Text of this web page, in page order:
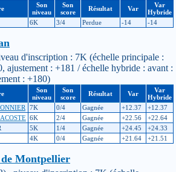
Son
niveau
Son
score
Résultat Var
Var
Hybride
6K 3/4 Perdue -14 -14
d'inscription : 7K (échelle principale :
ajustement : +181 / échelle hybride : avant :
: +180)
Son
niveau
Son
score
Résultat Var
Var
Hybride
7K 0/4 Gagnée +12.37
+12.37
6K 2/4 Gagnée +22.56
+22.64
5K 1/4 Gagnée +24.45
+24.33
4K 0/4 Gagnée +21.64 +21.51
Montpellier